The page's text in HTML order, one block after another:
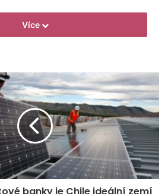
těšit na vědeckou show plnou
nebo libereckou dílnu
pražská dílna PrusaLab zase
vytvořenou z desítek
kterými budou moct návštěvníci
aplikace pohybovat.
robotiky a technologií, na své
publika, kterou osloví spíše projekty
Mezi ně patří například
Více